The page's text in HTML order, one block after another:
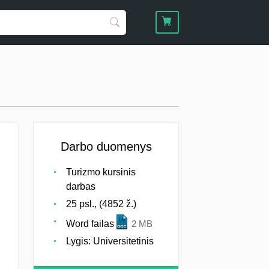
Darbo duomenys
Turizmo kursinis
darbas
25 psl., (4852 ž.)
Word failas
2 MB
Lygis: Universitetinis